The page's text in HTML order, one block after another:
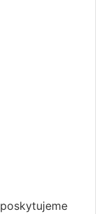
poskytujeme